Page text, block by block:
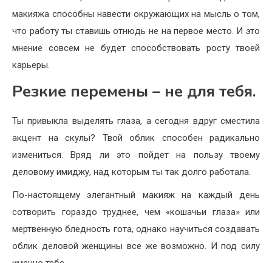
макияжа способны навести окружающих на мысль о том,
что работу ты ставишь отнюдь не на первое место. И это
мнение совсем не будет способствовать росту твоей
карьеры.
Резкие перемены – не для тебя.
Ты привыкла выделять глаза, а сегодня вдруг сместила
акцент на скулы? Твой облик способен радикально
измениться. Вряд ли это пойдет на пользу твоему
деловому имиджу, над которым ты так долго работала.
По-настоящему элегантный макияж на каждый день
сотворить гораздо труднее, чем «кошачьи глаза» или
мертвенную бледность гота, однако научиться создавать
облик деловой женщины все же возможно. И под силу